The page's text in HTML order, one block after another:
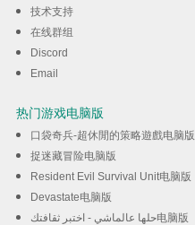
技术支持
在线群组
Discord
Email
热门游戏电脑版
口袋奇兵-超休閒的策略遊戲电脑版
捉迷藏冒险电脑版
Resident Evil Survival Unit电脑版
Devastate电脑版
حلها عالماشي - اختبر ثقافتك电脑版